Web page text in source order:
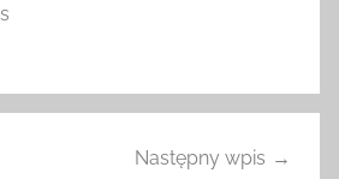
Następny wpis